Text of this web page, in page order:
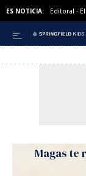
ES NOTICIA: Editoral -
Magas te